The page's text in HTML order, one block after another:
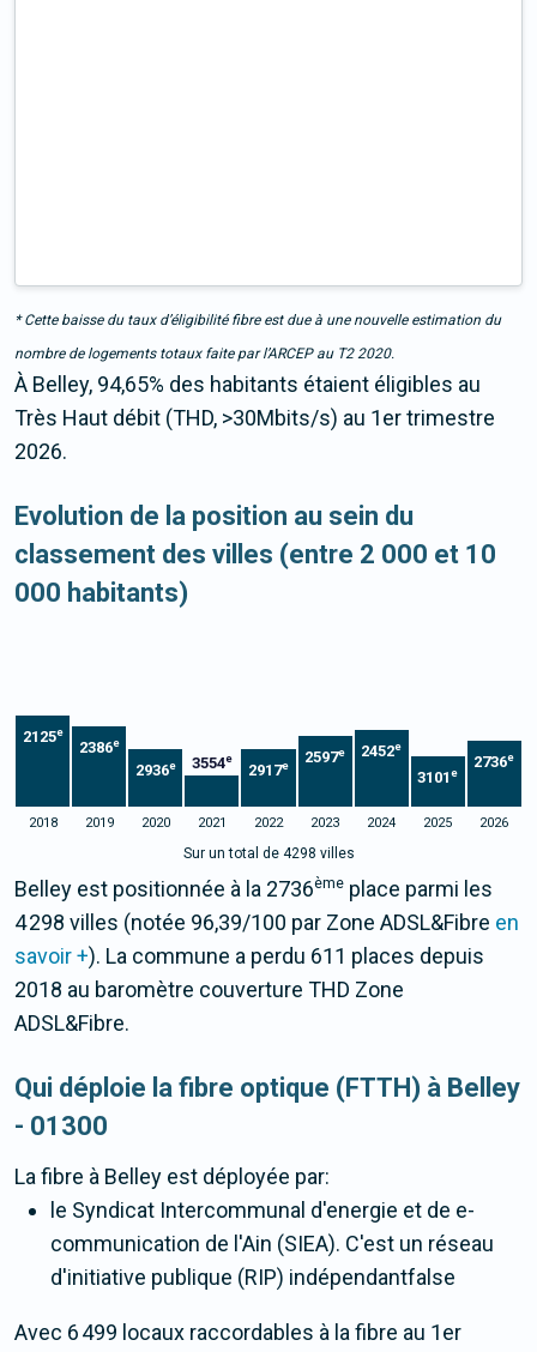
* Cette baisse du taux d’éligibilité fibre est due à une nouvelle estimation du
nombre de logements totaux faite par l’ARCEP au T2 2020.
À Belley, 94,65% des habitants étaient éligibles au
Très Haut débit (THD, >30Mbits/s) au 1er trimestre
2026.
Evolution de la position au sein du
classement des villes (entre 2 000 et 10
000 habitants)
2125e
2386e
2936e 3554e
2917e 2597e 2452e
3101e
2736e
2018 2019 2020 2021 2022 2023 2024 2025 2026
Sur un total de 4298 villes
Belley est positionnée à la 2736ème place parmi les
4 298 villes (notée 96,39/100 par Zone ADSL&Fibre en
savoir +). La commune a perdu 611 places depuis
2018 au baromètre couverture THD Zone
ADSL&Fibre.
Qui déploie la fibre optique (FTTH) à Belley
- 01300
La fibre à Belley est déployée par:
le Syndicat Intercommunal d'energie et de e-
communication de l'Ain (SIEA). C'est un réseau
d'initiative publique (RIP) indépendantfalse
Avec 6 499 locaux raccordables à la fibre au 1er